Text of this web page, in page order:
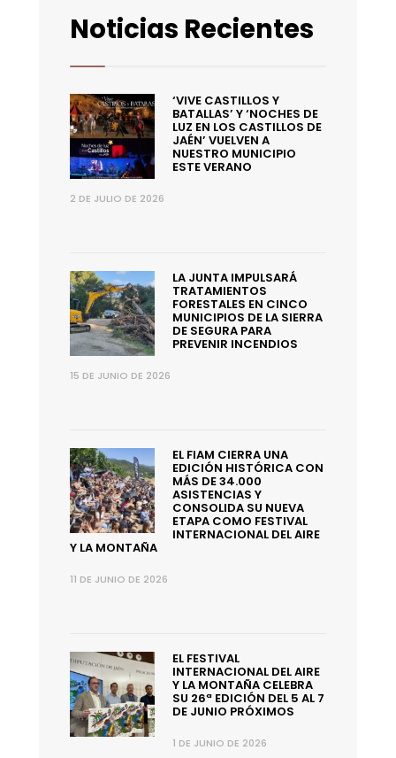
Noticias Recientes
‘VIVE CASTILLOS Y
BATALLAS’ Y ‘NOCHES DE
LUZ EN LOS CASTILLOS DE
JAÉN’ VUELVEN A
NUESTRO MUNICIPIO
ESTE VERANO
2 DE JULIO DE 2026
LA JUNTA IMPULSARÁ
TRATAMIENTOS
FORESTALES EN CINCO
MUNICIPIOS DE LA SIERRA
DE SEGURA PARA
PREVENIR INCENDIOS
15 DE JUNIO DE 2026
EL FIAM CIERRA UNA
EDICIÓN HISTÓRICA CON
MÁS DE 34.000
ASISTENCIAS Y
CONSOLIDA SU NUEVA
ETAPA COMO FESTIVAL
INTERNACIONAL DEL AIRE
Y LA MONTAÑA
11 DE JUNIO DE 2026
EL FESTIVAL
INTERNACIONAL DEL AIRE
Y LA MONTAÑA CELEBRA
SU 26ª EDICIÓN DEL 5 AL 7
DE JUNIO PRÓXIMOS
1 DE JUNIO DE 2026